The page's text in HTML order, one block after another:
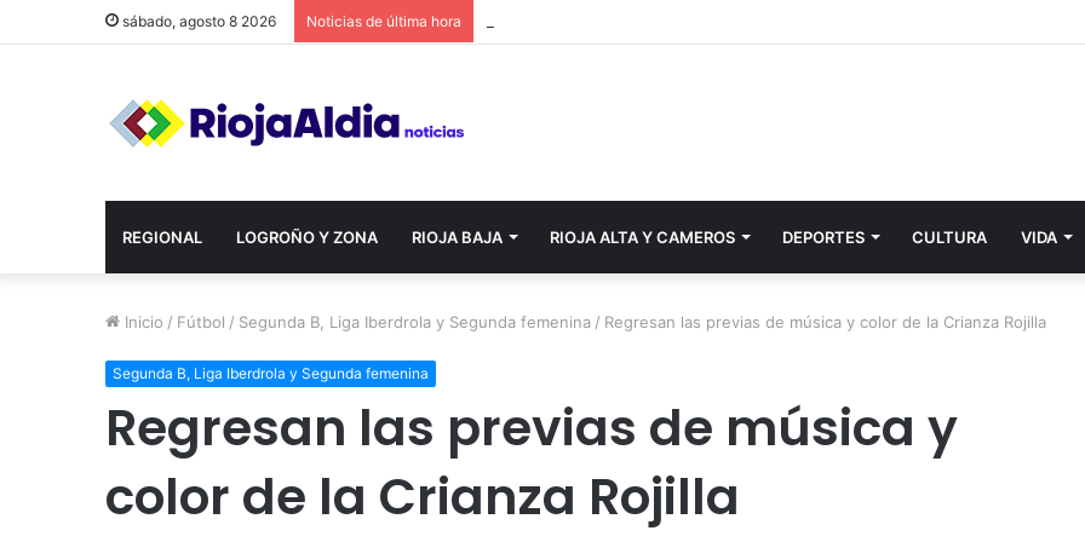
sábado, agosto 8 2026 Noticias de última hora
REGIONAL LOGROÑO Y ZONA RIOJA BAJA RIOJA ALTA Y CAMEROS DEPORTES CULTURA VIDA
Inicio / Fútbol / Segunda B, Liga Iberdrola y Segunda femenina / Regresan las previas de música y color de la Crianza Rojilla
Segunda B, Liga Iberdrola y Segunda femenina
Regresan las previas de música y
color de la Crianza Rojilla